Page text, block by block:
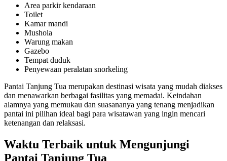
Area parkir kendaraan
Toilet
Kamar mandi
Mushola
Warung makan
Gazebo
Tempat duduk
Penyewaan peralatan snorkeling
Pantai Tanjung Tua merupakan destinasi wisata yang mudah diakses
dan menawarkan berbagai fasilitas yang memadai. Keindahan
alamnya yang memukau dan suasananya yang tenang menjadikan
pantai ini pilihan ideal bagi para wisatawan yang ingin mencari
ketenangan dan relaksasi.
Waktu Terbaik untuk Mengunjungi
Pantai Tanjung Tua